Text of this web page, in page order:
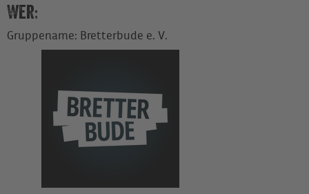
Wer:
Gruppename: Bretterbude e. V.